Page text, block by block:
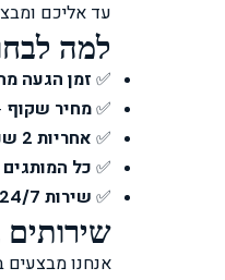
עד אליכם
למה
✅ זמן הגעה
✅מחיר שקוף
✅ אחריות 2 שנים
✅ כל המותגים
✅ שירות 24/7
שירותים